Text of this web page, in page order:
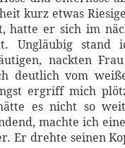
kurz etwas
hatte er sich im
Ungläubig stand
nackten
deutlich vom
ergriff mich
es nicht so
machte ich
Er drehte seinen